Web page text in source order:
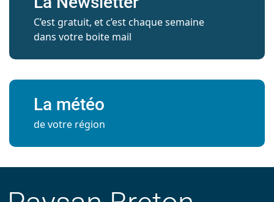
C’est gratuit, et c’est chaque semaine
dans votre boite mail
La météo
de votre région